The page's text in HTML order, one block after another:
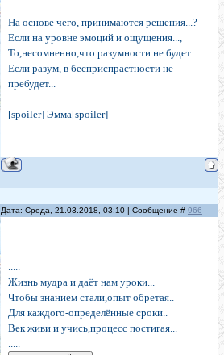
.....
На основе чего, принимаются решения...?
Если на уровне эмоций и ощущения...,
То,несомненно,что разумности не будет...
Если разум, в бесприспрастности не
пребудет...
.....
[spoiler] Эмма[spoiler]
Дата: Среда, 21.03.2018, 03:10 | Сообщение # 966
.....
Жизнь мудра и даёт нам уроки...
Чтобы знанием стали,опыт обретая..
Для каждого-определённые сроки..
Век живи и учись,процесс постигая...
.....